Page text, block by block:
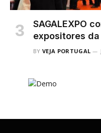
SAGALEXPO
expositores
BY VEJA PORTUGAL